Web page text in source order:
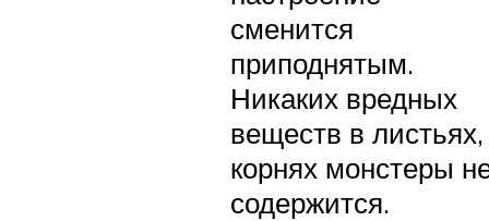
сменится
приподнятым.
Никаких вредных
веществ в листьях,
корнях монстеры
содержится.